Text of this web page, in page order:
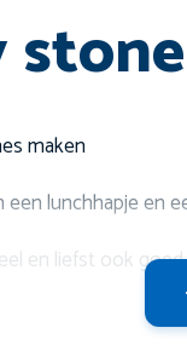
maken
lunchhapje en
en liefst ook